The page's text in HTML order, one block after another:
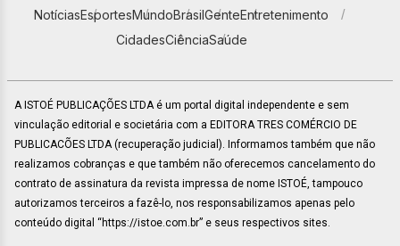
NotíciasEsportesMundoBrasilGenteEntretenimento
CidadesCiênciaSaúde
A ISTOÉ PUBLICAÇÕES LTDA é um portal digital independente e sem
vinculação editorial e societária com a EDITORA TRES COMÉRCIO DE
PUBLICACÕES LTDA (recuperação judicial). Informamos também que não
realizamos cobranças e que também não oferecemos cancelamento do
contrato de assinatura da revista impressa de nome ISTOÉ, tampouco
autorizamos terceiros a fazê-lo, nos responsabilizamos apenas pelo
conteúdo digital “https://istoe.com.br” e seus respectivos sites.